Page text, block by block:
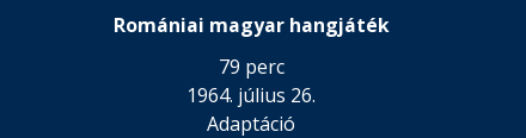
Romániai magyar hangjáték
79 perc
1964. július 26.
Adaptáció